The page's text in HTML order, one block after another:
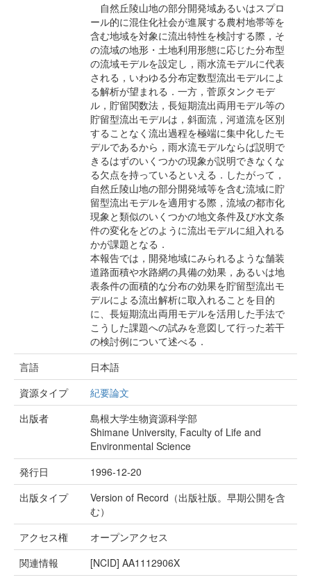
自然丘陵山地の部分開発域あるいはスプロ
ール的に混住化社会が進展する農村地帯等を
含む地域を対象に流出特性を検討する際，そ
の流域の地形・土地利用形態に応じた分布型
の流域モデルを設定し，雨水流モデルに代表
される，いわゆる分布定数型流出モデルによ
る解析が望まれる．一方，菅原タンクモデ
ル，貯留関数法，長短期流出両用モデル等の
貯留型流出モデルは，斜面流，河道流を区別
することなく流出過程を極端に集中化したモ
デルであるから，雨水流モデルならば説明で
きるはずのいくつかの現象が説明できなくな
る欠点を持っているといえる．したがって，
自然丘陵山地の部分開発域等を含む流域に貯
留型流出モデルを適用する際，流域の都市化
現象と類似のいくつかの地文条件及び水文条
件の変化をどのように流出モデルに組入れる
かが課題となる．
本報告では，開発地域にみられるような舗装
道路面積や水路網の具備の効果，あるいは地
表条件の面積的な分布の効果を貯留型流出モ
デルによる流出解析に取入れることを目的
に、長短期流出両用モデルを活用した手法で
こうした課題への試みを意図して行った若干
の検討例について述べる．
言語
日本語
資源タイプ
紀要論文
出版者
島根大学生物資源科学部
Shimane University, Faculty of Life and
Environmental Science
発行日
1996-12-20
出版タイプ
Version of Record（出版社版。早期公開を含
む）
アクセス権
オープンアクセス
関連情報
[NCID] AA1112906X